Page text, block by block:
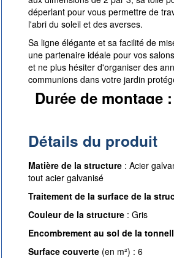
déperlant pour vous permettre de
l'abri du soleil et des averses.
Sa ligne élégante et sa facilité de
une partenaire idéale pour vos
et ne plus hésiter d'organiser des
communions dans votre jardin
Durée de montage
Détails du produit
Matière de la structure : Acier
tout acier galvanisé
Traitement de la surface de la
Couleur de la structure : Gris
Encombrement au sol de la
Surface couverte (en m²) : 6